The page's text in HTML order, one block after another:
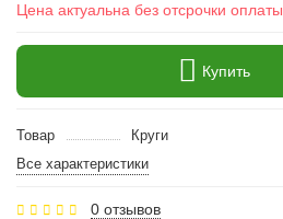
Цена актуальна без отсрочки оплаты
Купить
Товар
Круги
Все характеристики
0 отзывов